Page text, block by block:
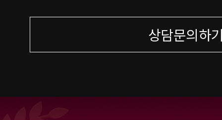
상담문의하